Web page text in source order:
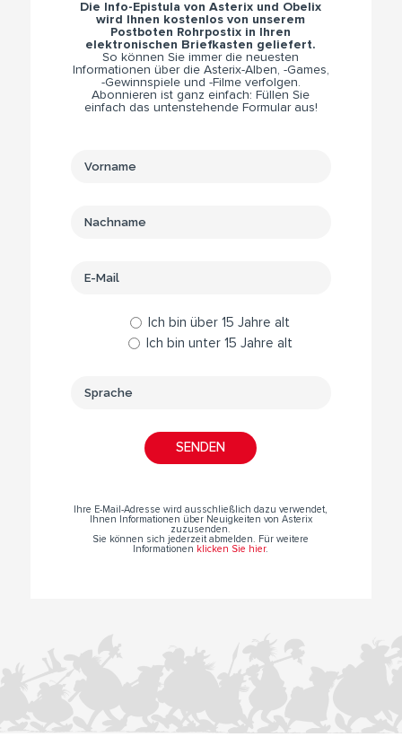
Die Info-Epistula von Asterix und Obelix
wird Ihnen kostenlos von unserem
Postboten Rohrpostix in Ihren
elektronischen Briefkasten geliefert.
So können Sie immer die neuesten
Informationen über die Asterix-Alben, -Games,
-Gewinnspiele und -Filme verfolgen.
Abonnieren ist ganz einfach: Füllen Sie
einfach das untenstehende Formular aus!
Ich bin über 15 Jahre alt
Ich bin unter 15 Jahre alt
Ihre E-Mail-Adresse wird ausschließlich dazu verwendet,
Ihnen Informationen über Neuigkeiten von Asterix
zuzusenden.
Sie können sich jederzeit abmelden. Für weitere
Informationen klicken Sie hier.